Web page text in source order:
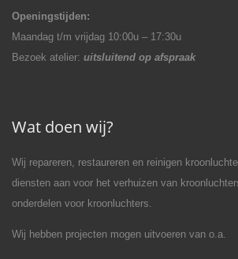
Openingstijden:
Maandag t/m vrijdag 10:00u – 17:30u
Bezoek atelier:uitsluitend op afspraak
Wat doen wij?
Wij repareren, restaureren en reinigen
diensten aan voor het verhuizen van
onderdelen voor kroonluchters.
Wij hebben projecten mogen uitvoeren van o.a.